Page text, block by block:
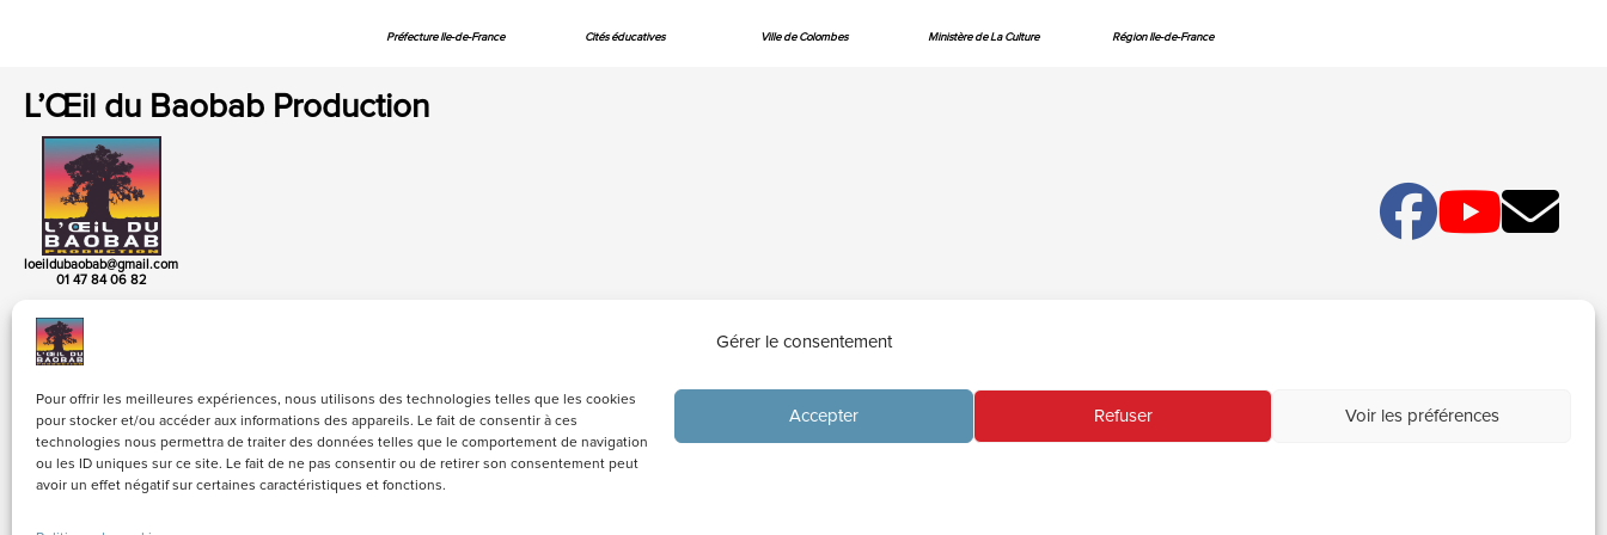
Gérer le consentement
Pour offrir les meilleures expériences, nous utilisons des technologies telles que les cookies
pour stocker et/ou accéder aux informations des appareils. Le fait de consentir à ces
technologies nous permettra de traiter des données telles que le comportement de navigation
ou les ID uniques sur ce site. Le fait de ne pas consentir ou de retirer son consentement peut
avoir un effet négatif sur certaines caractéristiques et fonctions.
Accepter Refuser Voir les préférences
Préfecture Ile-de-France Cités éducatives Ville de Colombes Ministère de La Culture Région Ile-de-France
L’Œil du Baobab Production
loeildubaobab@gmail.com
01 47 84 06 82